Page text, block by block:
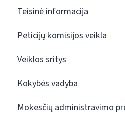
Teisinė informacija
Peticijų komisijos veikla
Veiklos sritys
Kokybės vadyba
Mokesčių administravimo